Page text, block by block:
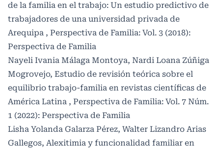
de la familia en el trabajo: Un estudio predictivo de
trabajadores de una universidad privada de
Arequipa , Perspectiva de Familia: Vol. 3 (2018):
Perspectiva de Familia
Nayeli Ivania Málaga Montoya, Nardi Loana Zúñiga
Mogrovejo, Estudio de revisión teórica sobre el
equilibrio trabajo-familia en revistas científicas de
América Latina , Perspectiva de Familia: Vol. 7 Núm.
1 (2022): Perspectiva de Familia
Lisha Yolanda Galarza Pérez, Walter Lizandro Arias
Gallegos, Alexitimia y funcionalidad familiar en